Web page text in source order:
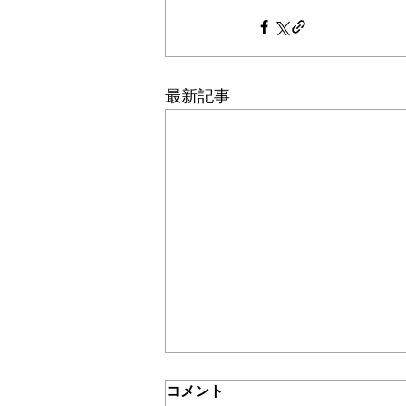
最新記事
コメント